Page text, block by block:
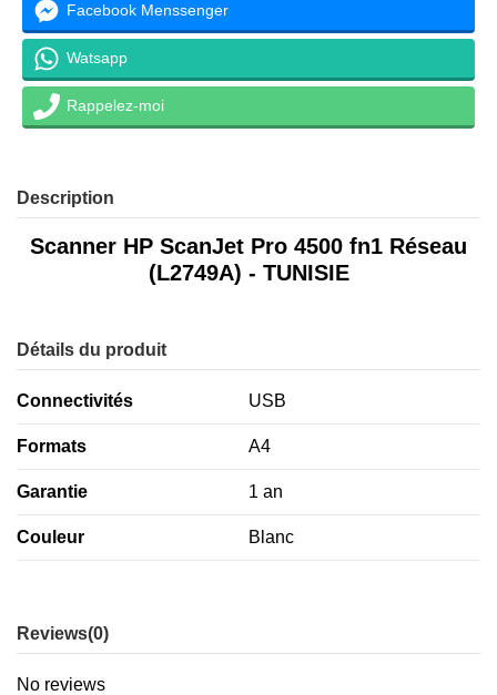
Facebook Menssenger
Watsapp
Rappelez-moi
Description
Scanner HP ScanJet Pro 4500 fn1 Réseau
(L2749A) - TUNISIE
Détails du produit
Connectivités USB
Formats A4
Garantie 1 an
Couleur Blanc
Reviews(0)
No reviews